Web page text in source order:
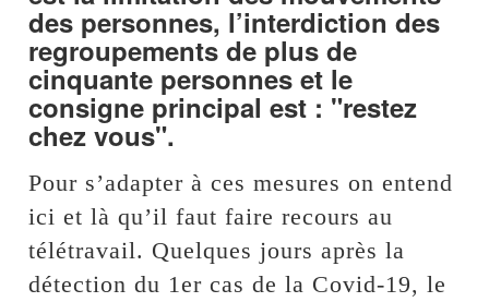
des personnes, l’interdiction des
regroupements de plus de
cinquante personnes et le
consigne principal est : "restez
chez vous".
Pour s’adapter à ces mesures on entend
ici et là qu’il faut faire recours au
télétravail. Quelques jours après la
détection du 1er cas de la Covid-19, le